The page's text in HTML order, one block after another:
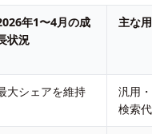
年1〜4月の成
状況
主な
大シェアを維持
汎用
検索